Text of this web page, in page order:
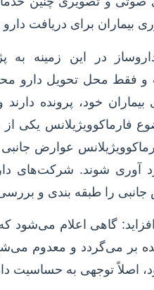
برای دریافت دارو
در این زمینه به
فقط محل تحویل دارو
بیماران خود، پرونده
فارماکوویژیلانس یکی
عوارض
شوند. شرکت‌های
را طبقه بندی و
گاهی اعلام
بر می‌گردد و معدوم
اصلاً توجهی به حساسیت